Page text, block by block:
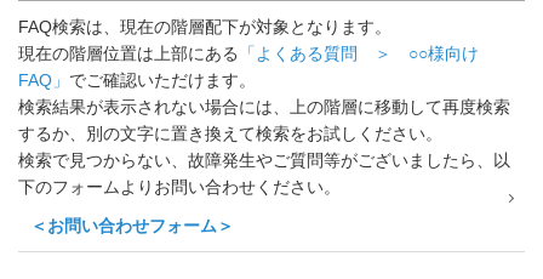
FAQ検索は、現在の階層配下が対象となります。
現在の階層位置は上部にある
「よくある質問 ＞ ○○様向け
FAQ」 でご確認いただけます。
検索結果が表示されない場合には、上の階層に移動して再度検索
するか、別の文字に置き換えて検索をお試しください。
検索で見つからない、故障発生やご質問等がございましたら、以
下のフォームよりお問い合わせください。
＜お問い合わせフォーム＞